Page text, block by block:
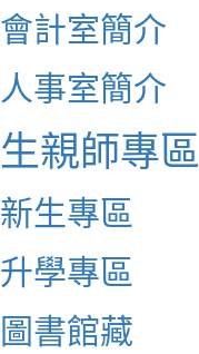
會計室簡介
人事室簡介
生親師專區
新生專區
升學專區
圖書館藏